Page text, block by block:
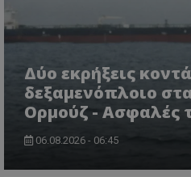
Δύο εκρήξεις
δεξαμενόπλοιο
Ορμούζ - Ασφαλές
06.08.2026 - 06:45
usprivacy